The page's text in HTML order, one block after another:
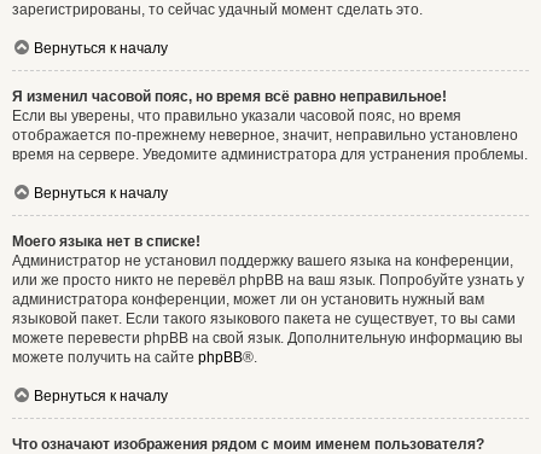
зарегистрированы, то сейчас удачный момент сделать это.
Вернуться к началу
Я изменил часовой пояс, но время всё равно неправильное!
Если вы уверены, что правильно указали часовой пояс, но время
отображается по-прежнему неверное, значит, неправильно установлено
время на сервере. Уведомите администратора для устранения проблемы.
Вернуться к началу
Моего языка нет в списке!
Администратор не установил поддержку вашего языка на конференции,
или же просто никто не перевёл phpBB на ваш язык. Попробуйте узнать у
администратора конференции, может ли он установить нужный вам
языковой пакет. Если такого языкового пакета не существует, то вы сами
можете перевести phpBB на свой язык. Дополнительную информацию вы
можете получить на сайте phpBB®.
Вернуться к началу
Что означают изображения рядом с моим именем пользователя?